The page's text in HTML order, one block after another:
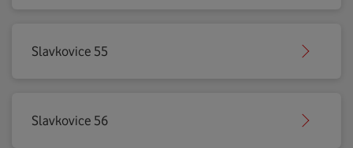
Slavkovice 55
Slavkovice 56